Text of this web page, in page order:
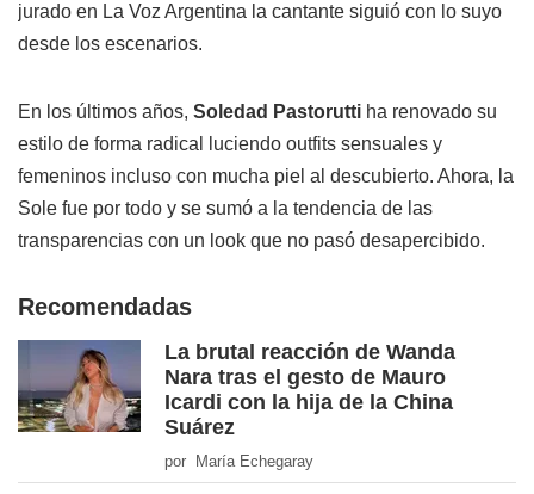
jurado en La Voz Argentina la cantante siguió con lo suyo
desde los escenarios.
En los últimos años, Soledad Pastorutti ha renovado su
estilo de forma radical luciendo outfits sensuales y
femeninos incluso con mucha piel al descubierto. Ahora, la
Sole fue por todo y se sumó a la tendencia de las
transparencias con un look que no pasó desapercibido.
Recomendadas
La brutal reacción de Wanda
Nara tras el gesto de Mauro
Icardi con la hija de la China
Suárez
por María Echegaray